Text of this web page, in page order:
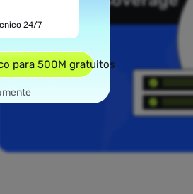
24/7
para 500M gratuitos